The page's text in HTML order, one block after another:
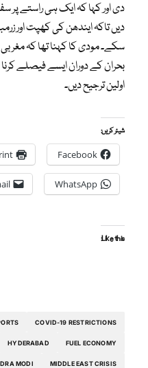
دی اور کہا کہ ایک ہی راستے پر
دیں تاکہ ایندھن کی کھپت اور
سکے۔ مودی کا کہنا تھا کہ
بحران کے دوران ایسے فیصلے
اولین ترجیح دیں۔
شیئر کریں:
Facebook
WhatsApp
Like this:
COVID-19 RESTRICTIONS
FUEL ECONOMY
HYDERABAD
MIDDLE EAST CRISIS
MODI